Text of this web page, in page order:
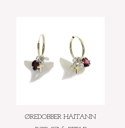
ØREDOBBER HAITANN